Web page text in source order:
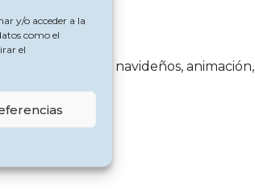
y/o acceder a la
como el
el
talleres navideños, animación,